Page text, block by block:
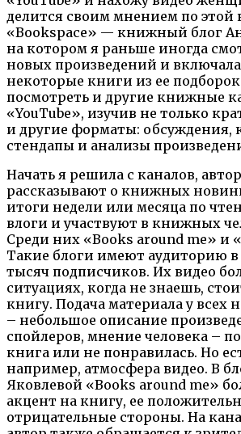
делится своим мнением по этой
«Bookspace» — книжный блог
на котором я раньше иногда
новых произведений и
некоторые книги из ее
посмотреть и другие книжные
«YouTube», изучив не только
и другие форматы:
стендапы и анализы
Начать я решила с каналов,
рассказывают о книжных
итоги недели или месяца по
влоги и участвуют в книжных
Среди них «Books around me» и
Такие блоги имеют аудиторию в
тысяч подписчиков. Их видео
ситуациях, когда не знаешь,
книгу. Подача материала у всех
– небольшое описание
спойлеров, мнение человека –
книга или не понравилась. Но
например, атмосфера видео. В
Яковлевой «Books around me»
акцент на книгу, ее
отрицательные стороны. На